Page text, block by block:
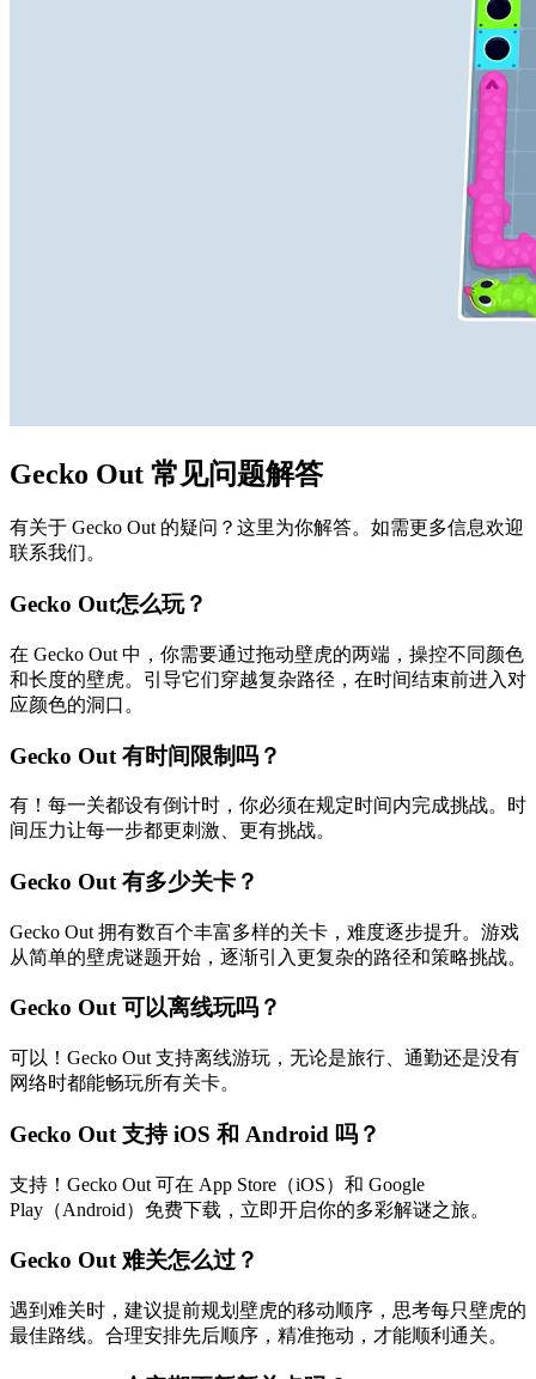
Gecko Out 常见问题解答
有关于 Gecko Out 的疑问？这里为你解答。如需更多信息欢迎
联系我们。
Gecko Out怎么玩？
在 Gecko Out 中，你需要通过拖动壁虎的两端，操控不同颜色
和长度的壁虎。引导它们穿越复杂路径，在时间结束前进入对
应颜色的洞口。
Gecko Out 有时间限制吗？
有！每一关都设有倒计时，你必须在规定时间内完成挑战。时
间压力让每一步都更刺激、更有挑战。
Gecko Out 有多少关卡？
Gecko Out 拥有数百个丰富多样的关卡，难度逐步提升。游戏
从简单的壁虎谜题开始，逐渐引入更复杂的路径和策略挑战。
Gecko Out 可以离线玩吗？
可以！Gecko Out 支持离线游玩，无论是旅行、通勤还是没有
网络时都能畅玩所有关卡。
Gecko Out 支持 iOS 和 Android 吗？
支持！Gecko Out 可在 App Store（iOS）和 Google
Play（Android）免费下载，立即开启你的多彩解谜之旅。
Gecko Out 难关怎么过？
遇到难关时，建议提前规划壁虎的移动顺序，思考每只壁虎的
最佳路线。合理安排先后顺序，精准拖动，才能顺利通关。